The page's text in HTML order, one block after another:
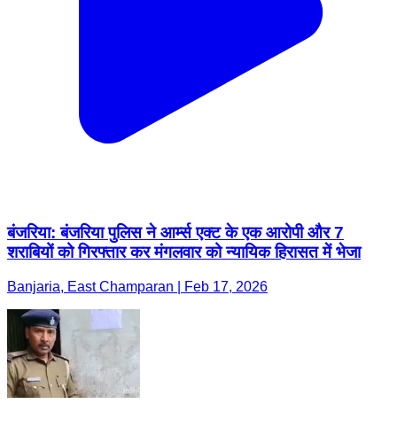
बंजरिया: बंजरिया पुलिस ने आर्म्स एक्ट के एक आरोपी और 7
शराबियों को गिरफ्तार कर मंगलवार को न्यायिक हिरासत में भेजा
Banjaria, East Champaran | Feb 17, 2026